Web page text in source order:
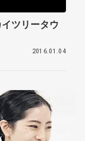
ツリータウ
2016.01.04